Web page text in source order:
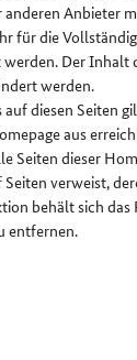
Anbieter
für die
Der Inhalt
werden.
auf diesen Seiten
aus
Seiten dieser
Seiten verweist,
behält sich
entfernen.